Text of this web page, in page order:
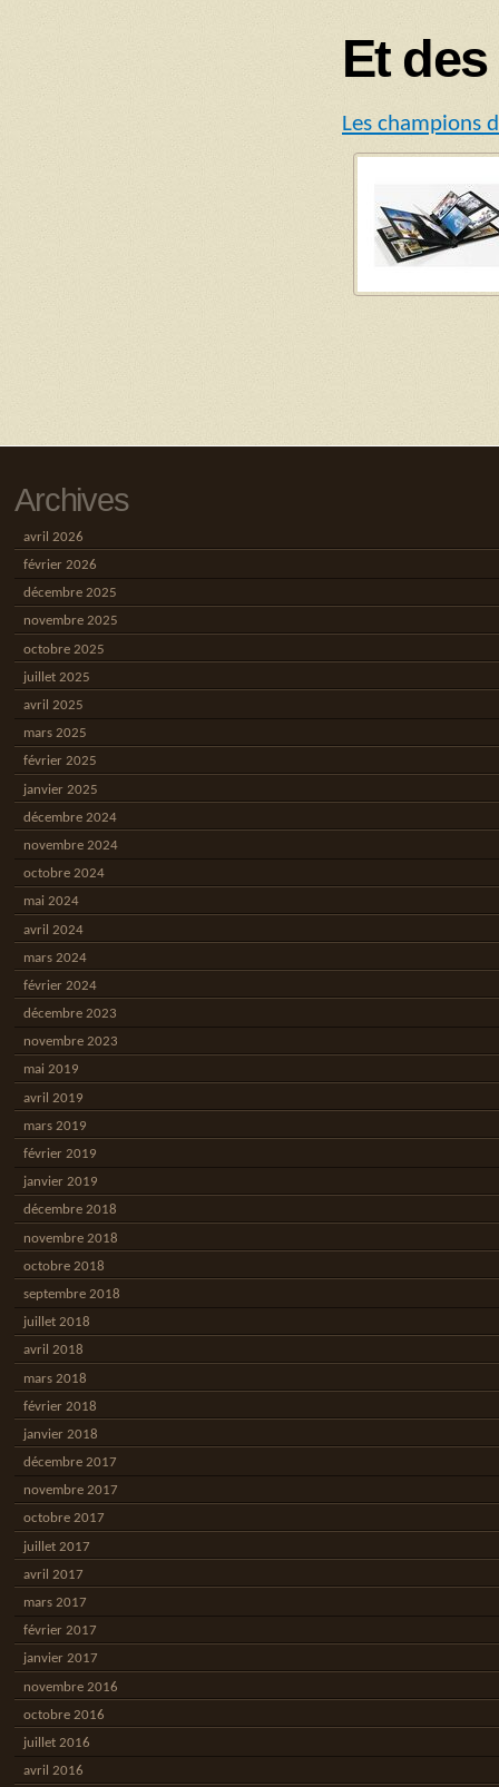
Et
Les champions
Archives
avril 2026
février 2026
décembre 2025
novembre 2025
octobre 2025
juillet 2025
avril 2025
mars 2025
février 2025
janvier 2025
décembre 2024
novembre 2024
octobre 2024
mai 2024
avril 2024
mars 2024
février 2024
décembre 2023
novembre 2023
mai 2019
avril 2019
mars 2019
février 2019
janvier 2019
décembre 2018
novembre 2018
octobre 2018
septembre 2018
juillet 2018
avril 2018
mars 2018
février 2018
janvier 2018
décembre 2017
novembre 2017
octobre 2017
juillet 2017
avril 2017
mars 2017
février 2017
janvier 2017
novembre 2016
octobre 2016
juillet 2016
avril 2016